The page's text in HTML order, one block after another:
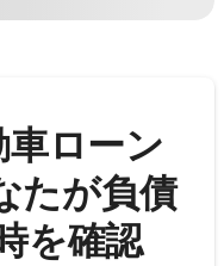
ローン
たが負債
を確認